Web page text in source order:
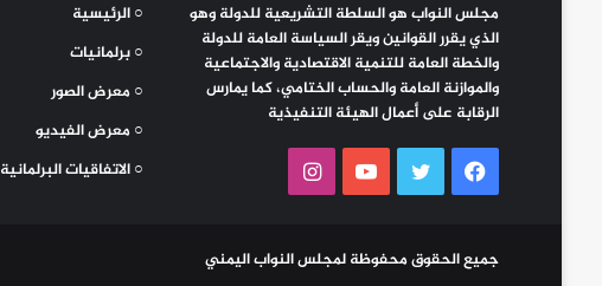
مجلس النواب هو السلطة التشريعية للدولة وهو
الذي يقرر القوانين ويقر السياسة العامة للدولة
والخطة العامة للتنمية الاقتصادية والاجتماعية
والموازنة العامة والحساب الختامي، كما يمارس
الرقابة على أعمال الهيئة التنفيذية
فيسبوك تويتر يوتيوب
○ الرئيسية
○ برلمانيات
○ معرض الصور
○ معرض الفيديو
○ الاتفاقيات البرلمانية
جميع الحقوق محفوظة لمجلس النواب اليمني